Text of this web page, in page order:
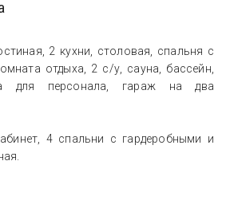
2 кухни, столовая, спальня с
отдыха, 2 с/у, сауна, бассейн,
для персонала, гараж на два
4 спальни с гардеробными и